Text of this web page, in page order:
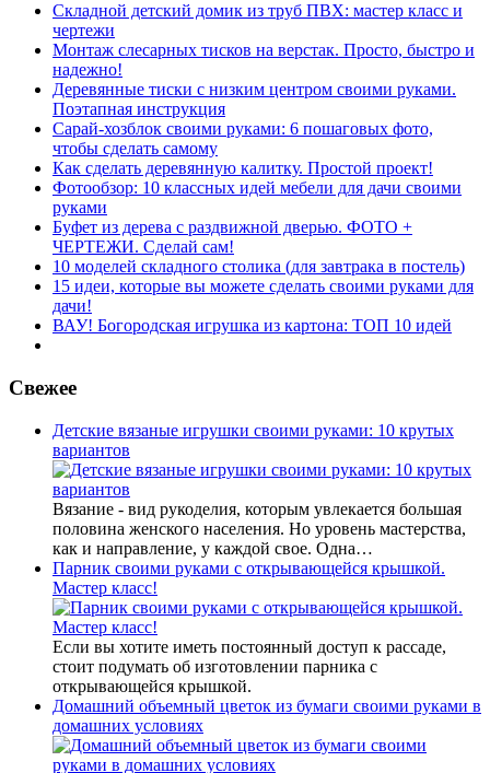
Складной детский домик из труб ПВХ: мастер класс и
чертежи
Монтаж слесарных тисков на верстак. Просто, быстро и
надежно!
Деревянные тиски с низким центром своими руками.
Поэтапная инструкция
Сарай-хозблок своими руками: 6 пошаговых фото,
чтобы сделать самому
Как сделать деревянную калитку. Простой проект!
Фотообзор: 10 классных идей мебели для дачи своими
руками
Буфет из дерева с раздвижной дверью. ФОТО +
ЧЕРТЕЖИ. Сделай сам!
10 моделей складного столика (для завтрака в постель)
15 идеи, которые вы можете сделать своими руками для
дачи!
ВАУ! Богородская игрушка из картона: ТОП 10 идей
Свежее
Детские вязаные игрушки своими руками: 10 крутых
вариантов
Вязание - вид рукоделия, которым увлекается большая
половина женского населения. Но уровень мастерства,
как и направление, у каждой свое. Одна…
Парник своими руками с открывающейся крышкой.
Мастер класс!
Если вы хотите иметь постоянный доступ к рассаде,
стоит подумать об изготовлении парника с
открывающейся крышкой.
Домашний объемный цветок из бумаги своими руками в
домашних условиях